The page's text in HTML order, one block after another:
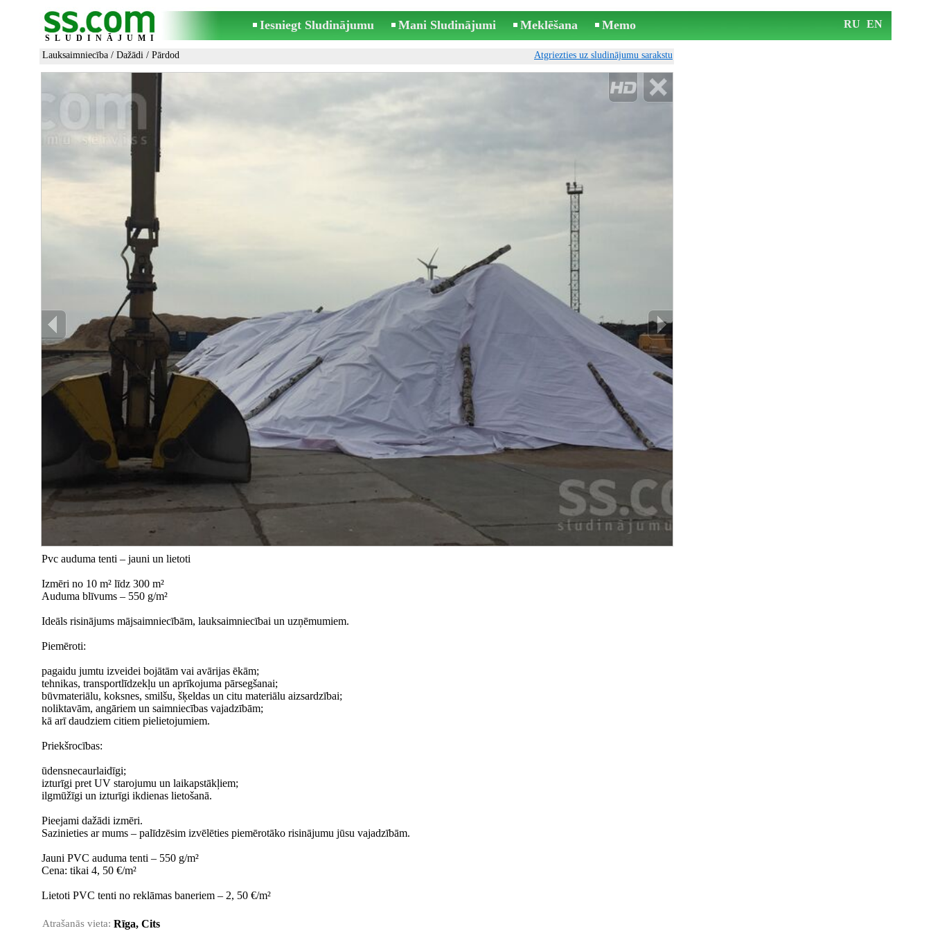
SLUDINĀJUMI
Iesniegt Sludinājumu Mani Sludinājumi Meklēšana Memo RU EN
Lauksaimniecība / Dažādi / Pārdod Atgriezties uz sludinājumu sarakstu
Pvc auduma tenti – jauni un lietoti
Izmēri no 10 m² līdz 300 m²
Auduma blīvums – 550 g/m²
Ideāls risinājums mājsaimniecībām, lauksaimniecībai un uzņēmumiem.
Piemēroti:
pagaidu jumtu izveidei bojātām vai avārijas ēkām;
tehnikas, transportlīdzekļu un aprīkojuma pārsegšanai;
būvmateriālu, koksnes, smilšu, šķeldas un citu materiālu aizsardzībai;
noliktavām, angāriem un saimniecības vajadzībām;
kā arī daudziem citiem pielietojumiem.
Priekšrocības:
ūdensnecaurlaidīgi;
izturīgi pret UV starojumu un laikapstākļiem;
ilgmūžīgi un izturīgi ikdienas lietošanā.
Pieejami dažādi izmēri.
Sazinieties ar mums – palīdzēsim izvēlēties piemērotāko risinājumu jūsu vajadzībām.
Jauni PVC auduma tenti – 550 g/m²
Cena: tikai 4, 50 €/m²
Lietoti PVC tenti no reklāmas baneriem – 2, 50 €/m²
Atrašanās vieta: Rīga, Cits